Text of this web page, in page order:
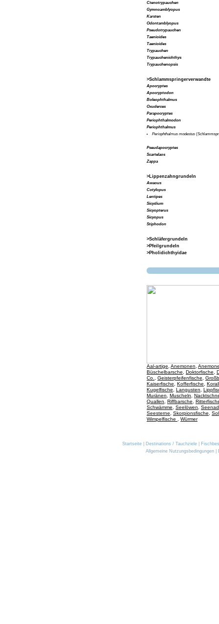
Ctenotrypauchen
Gymnoamblyopus
Karsten
Odontamblyopus
Pseudotrypauchen
Taenioides
Taenioides
Trypauchen
Trypauchenichthys
Trypauchenopsis
>Schlammspringerverwandte
Apocryptes
Apocryptodon
Boleophthalmus
Oxuderces
Parapocryptes
Periophthalmodon
Periophthalmus
Periophthalmus modestus
Pseudapocryptes
Scartelaos
Zappa
>Lippenzahngrundeln
Awaous
Cotylopus
Lentipes
Sicydium
Sicyopterus
Sicyopus
Stiphodon
>Schläfergrundeln
>Pfeilgrundeln
>Pholidichthyidae
Aal-artige Anemonen
Büschelbarsche
Doktorfische
Co.
Geisterpfeifenfische
Kaiserfische
Kofferfische
Kugelfische
Langusten
Muränen
Muscheln
Quallen
Riffbarsche
Schwämme
Seelöwen
Seesterne
Skorpionsfische
Wimpelfische
Würmer
Startseite| Destinations / Tauchziele|
Allgemeine Nutzungsbedingungen|